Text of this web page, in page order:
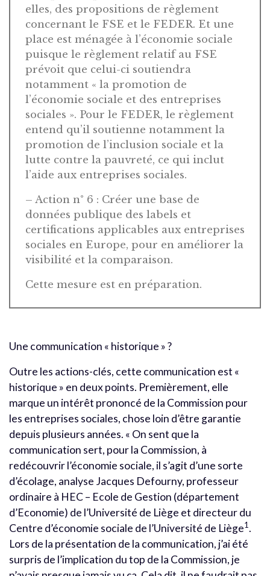
elles, des propositions de règlement
concernant le FSE et le FEDER. Et une
place est ménagée à l’économie sociale
puisque le règlement relatif au FSE
prévoit que celui-ci soutiendra
notamment « la promotion de
l’économie sociale et des entreprises
sociales ». Pour le FEDER, le règlement
entend qu’il soutienne notamment la
promotion de l’inclusion sociale et la
lutte contre la pauvreté, ce qui inclut
l’aide aux entreprises sociales.
– Action n° 6 : Créer une base de
données publique des labels et
certifications applicables aux entreprises
sociales en Europe, pour en améliorer la
visibilité et la comparaison.
Cette mesure est en préparation.
Une communication « historique » ?
Outre les actions-clés, cette communication est «
historique » en deux points. Premièrement, elle
marque un intérêt prononcé de la Commission pour
les entreprises sociales, chose loin d’être garantie
depuis plusieurs années. « On sent que la
communication sert, pour la Commission, à
redécouvrir l’économie sociale, il s’agit d’une sorte
d’écolage, analyse Jacques Defourny, professeur
ordinaire à HEC – Ecole de Gestion (département
d’Economie) de l’Université de Liège et directeur du
Centre d’économie sociale de l’Université de Liège1.
Lors de la présentation de la communication, j’ai été
surpris de l’implication du top de la Commission, je